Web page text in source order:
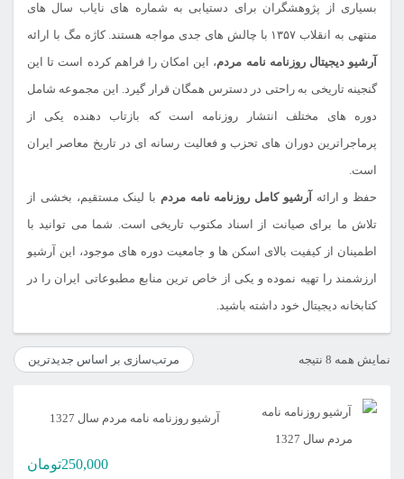
بسیاری از پژوهشگران برای دستیابی به شماره های نایاب سال های
منتهی به انقلاب ۱۳۵۷ با چالش های جدی مواجه هستند. کاژه مگ با ارائه
آرشیو دیجیتال روزنامه نامه مردم، این امکان را فراهم کرده است تا این
گنجینه تاریخی به راحتی در دسترس همگان قرار گیرد. این مجموعه شامل
دوره های مختلف انتشار روزنامه است که بازتاب دهنده یکی از
پرماجراترین دوران های تحزب و فعالیت رسانه ای در تاریخ معاصر ایران
است.
حفظ و ارائه
آرشیو کامل روزنامه نامه مردم با لینک مستقیم، بخشی از
تلاش ما برای صیانت از اسناد مکتوب تاریخی است. شما می توانید با
اطمینان از کیفیت بالای اسکن ها و جامعیت دوره های موجود، این آرشیو
ارزشمند را تهیه نموده و یکی از خاص ترین منابع مطبوعاتی ایران را در
کتابخانه دیجیتال خود داشته باشید.
نمایش همه 8 نتیجه
اساس
جدیدترین
آرشیو روزنامه نامه مردم سال 1327
250,000تومان